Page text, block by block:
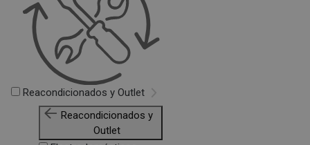
Reacondicionados y Outlet
Reacondicionados y
Outlet